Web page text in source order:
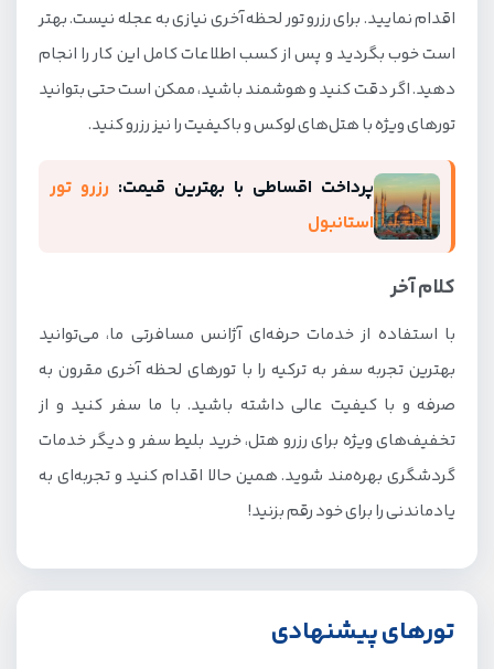
اقدام نمایید. برای رزرو تور لحظه آخری نیازی به عجله نیست. بهتر
است خوب بگردید و پس از کسب اطلاعات کامل این کار را انجام
دهید. اگر دقت کنید و هوشمند باشید، ممکن است حتی بتوانید
تورهای ویژه با هتل‌های لوکس و باکیفیت را نیز رزرو کنید.
پرداخت اقساطی با بهترین قیمت: رزرو تور
استانبول
کلام آخر
با استفاده از خدمات حرفه‌ای آژانس مسافرتی ما، می‌توانید
بهترین تجربه سفر به ترکیه را با تورهای لحظه آخری مقرون به
صرفه و با کیفیت عالی داشته باشید. با ما سفر کنید و از
تخفیف‌های ویژه برای رزرو هتل، خرید بلیط سفر و دیگر خدمات
گردشگری بهره‌مند شوید. همین حالا اقدام کنید و تجربه‌ای به
یادماندنی را برای خود رقم بزنید!
تورهای پیشنهادی